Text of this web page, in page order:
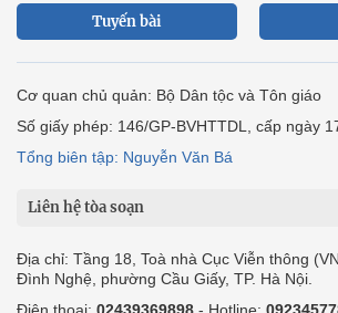
Tuyến bài
Cơ quan chủ quản: Bộ Dân tộc và Tôn giáo
Số giấy phép: 146/GP-BVHTTDL, cấp ngày
Tổng biên tập: Nguyễn Văn Bá
Liên hệ tòa soạn
Địa chỉ: Tầng 18, Toà nhà Cục Viễn thông
Đình Nghệ, phường Cầu Giấy, TP. Hà Nội.